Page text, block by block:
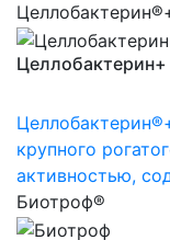
Целлобактерин+
крупного
активностью,
Биотроф®